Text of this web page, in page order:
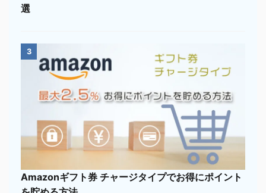
選
3
Amazonギフト券 チャージタイプでお得にポイント